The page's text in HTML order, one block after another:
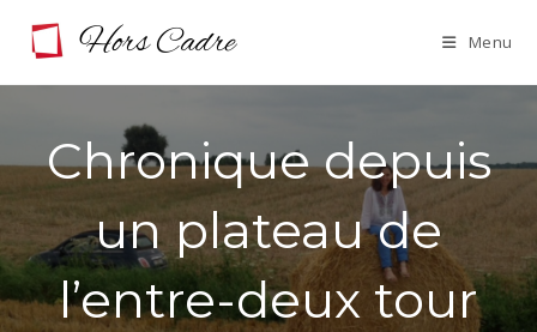
Menu
Chronique depuis
un plateau de
l’entre-deux tour